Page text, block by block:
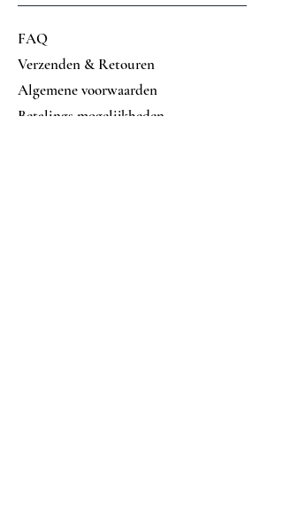
FAQ
Verzenden & Retouren
Algemene voorwaarden
Betalings mogelijkheden